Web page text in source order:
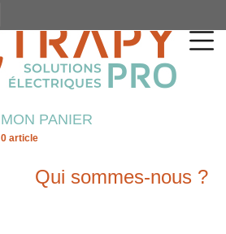
MON PANIER
0 article
Qui sommes-nous ?